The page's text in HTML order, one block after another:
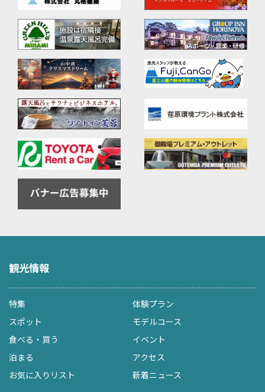
観光情報
特集
体験プラン
スポット
モデルコース
食べる・買う
イベント
泊まる
アクセス
お気に入りリスト
新着ニュース